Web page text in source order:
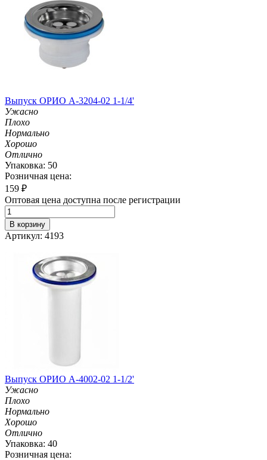
Выпуск ОРИО А-3204-02 1-1/4'
Ужасно
Плохо
Нормально
Хорошо
Отлично
Упаковка: 50
Розничная цена:
159 ₽
Оптовая цена доступна после регистрации
В корзину
Артикул: 4193
Выпуск ОРИО А-4002-02 1-1/2'
Ужасно
Плохо
Нормально
Хорошо
Отлично
Упаковка: 40
Розничная цена: